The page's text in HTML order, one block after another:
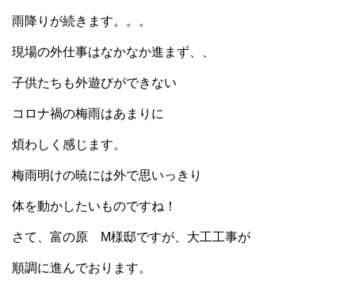
雨降りが続きます。。。
現場の外仕事はなかなか進まず、、
子供たちも外遊びができない
コロナ禍の梅雨はあまりに
煩わしく感じます。
梅雨明けの暁には外で思いっきり
体を動かしたいものですね！
さて、富の原 M様邸ですが、大工工事が
順調に進んでおります。